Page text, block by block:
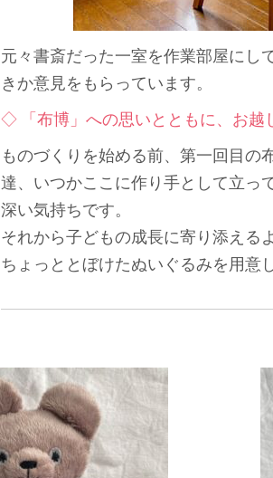
元々書斎だった一室を作業部屋にし
きか意見をもらっています。
◇ 「布博」への思いとともに、お越
ものづくりを始める前、第一回目の
達、いつかここに作り手として立っ
深い気持ちです。
それから子どもの成長に寄り添える
ちょっととぼけたぬいぐるみを用意